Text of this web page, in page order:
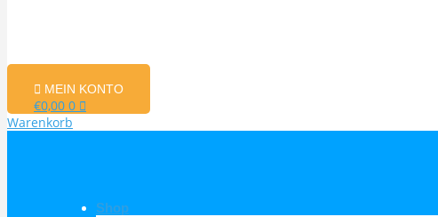
MEIN KONTO
€0,00 0
Warenkorb
Shop